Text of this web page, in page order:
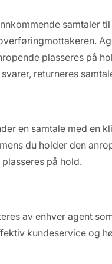
samtaler
plasseres på
returneres
en samtale med en
du holder den
på hold.
av enhver agent
kundeservice og